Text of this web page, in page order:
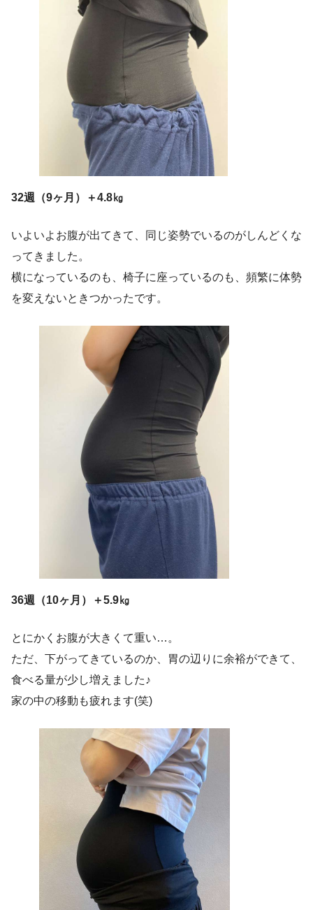
32週（9ヶ月）＋4.8㎏
いよいよお腹が出てきて、同じ姿勢でいるのがしんどくな
ってきました。
横になっているのも、椅子に座っているのも、頻繁に体勢
を変えないときつかったです。
36週（10ヶ月）＋5.9㎏
とにかくお腹が大きくて重い…。
ただ、下がってきているのか、胃の辺りに余裕ができて、
食べる量が少し増えました♪
家の中の移動も疲れます(笑)